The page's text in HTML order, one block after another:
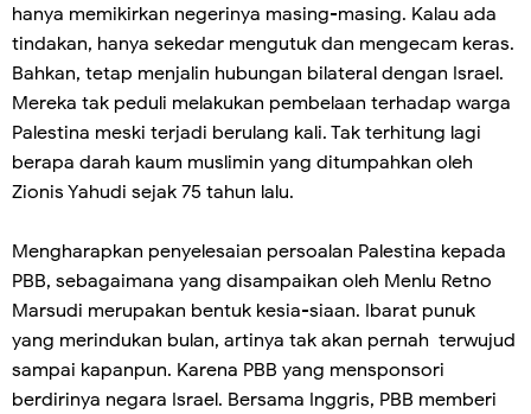
hanya memikirkan negerinya masing-masing. Kalau ada
tindakan, hanya sekedar mengutuk dan mengecam keras.
Bahkan, tetap menjalin hubungan bilateral dengan Israel.
Mereka tak peduli melakukan pembelaan terhadap warga
Palestina meski terjadi berulang kali. Tak terhitung lagi
berapa darah kaum muslimin yang ditumpahkan oleh
Zionis Yahudi sejak 75 tahun lalu.
Mengharapkan penyelesaian persoalan Palestina kepada
PBB, sebagaimana yang disampaikan oleh Menlu Retno
Marsudi merupakan bentuk kesia-siaan. Ibarat punuk
yang merindukan bulan, artinya tak akan pernah terwujud
sampai kapanpun. Karena PBB yang mensponsori
berdirinya negara Israel. Bersama Inggris, PBB memberi